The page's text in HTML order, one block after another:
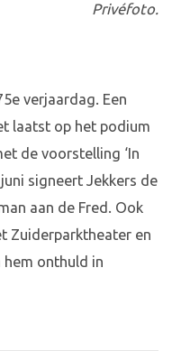
Privéfoto.
verjaardag. Een
laatst op het podium
de voorstelling ‘In
signeert Jekkers de
aan de Fred. Ook
Zuiderparktheater en
onthuld in